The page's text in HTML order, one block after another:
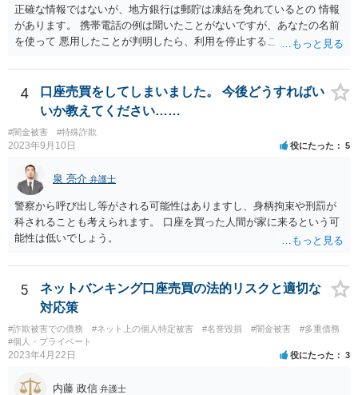
正確な情報ではないが、地方銀行は郵貯は凍結を免れているとの 情報
があります。 携帯電話の例は聞いたことがないですが、あなたの名前
を使って 悪用したことが判明したら、利用を停止することもあるでし
4
口座売買をしてしまいました。 今後どうすればい
いか教えてください……
#闇金被害 #特殊詐欺
2023年9月10日 役にたった 5
泉 亮介 弁護士
警察から呼び出し等がされる可能性はありますし、身柄拘束や刑罰が
科されることも考えられます。 口座を買った人間が家に来るという可
能性は低いでしょう。
5
ネットバンキング口座売買の法的リスクと適切な
対応策
#詐欺被害での債務 #ネット上の個人特定被害 #名誉毀損 #闇金被害
#多重債務
#個人・プライベート
2023年4月22日 役にたった 3
内藤 政信 弁護士